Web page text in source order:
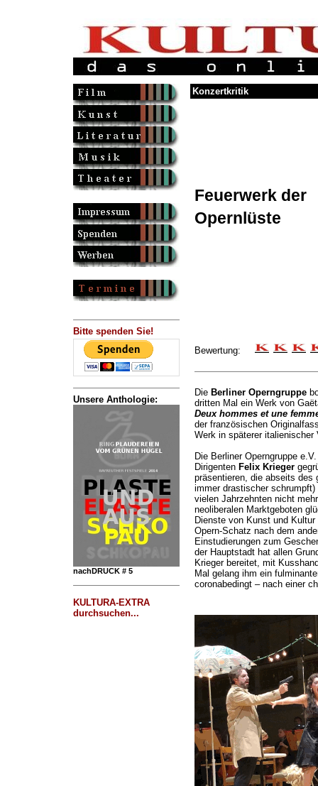
Bitte spenden Sie!
Unsere Anthologie:
nachDRUCK # 5
KULTURA-EXTRA
durchsuchen...
Konzertkritik
Feuerwerk der
Opernlüste
Bewertung:
Die Berliner Operngruppe
dritten Mal ein Werk von
Deux hommes et une
der französischen
Werk in späterer italienischer
Die Berliner Operngruppe
Dirigenten Felix Krieger
präsentieren, die abseits des
immer drastischer
vielen Jahrzehnten nicht
neoliberalen Marktgeboten
Dienste von Kunst und
Opern-Schatz nach dem
Einstudierungen zum
der Hauptstadt hat allen
Krieger bereitet, mit
Mal gelang ihm ein
coronabedingt – nach einer